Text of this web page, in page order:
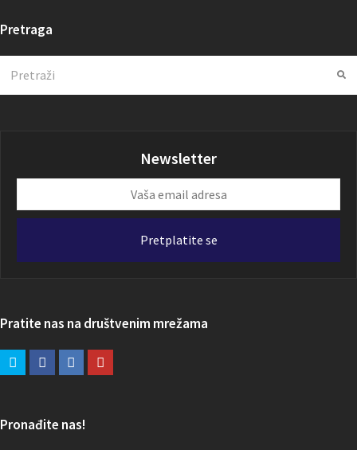
Pretraga
Newsletter
email
Pretplatite se
Pratite nas na društvenim mrežama
Pronađite nas!